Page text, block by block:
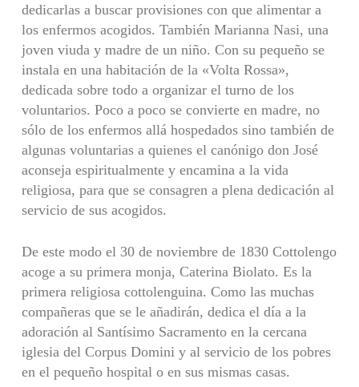
dedicarlas a buscar provisiones con que alimentar a
los enfermos acogidos. También Marianna Nasi, una
joven viuda y madre de un niño. Con su pequeño se
instala en una habitación de la «Volta Rossa»,
dedicada sobre todo a organizar el turno de los
voluntarios. Poco a poco se convierte en madre, no
sólo de los enfermos allá hospedados sino también de
algunas voluntarias a quienes el canónigo don José
aconseja espiritualmente y encamina a la vida
religiosa, para que se consagren a plena dedicación al
servicio de sus acogidos.
De este modo el 30 de noviembre de 1830 Cottolengo
acoge a su primera monja, Caterina Biolato. Es la
primera religiosa cottolenguina. Como las muchas
compañeras que se le añadirán, dedica el día a la
adoración al Santísimo Sacramento en la cercana
iglesia del Corpus Domini y al servicio de los pobres
en el pequeño hospital o en sus mismas casas.